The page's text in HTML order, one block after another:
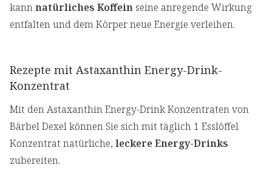
kannnatürliches Koffein seine anregende Wirkung
entfalten und dem Körper neue Energie verleihen.
Rezepte mit Astaxanthin Energy-Drink-
Konzentrat
Mit den Astaxanthin Energy-Drink Konzentraten von
Bärbel Dexel können Sie sich mit täglich 1 Esslöffel
Konzentrat natürliche, leckere Energy-Drinks
zubereiten.